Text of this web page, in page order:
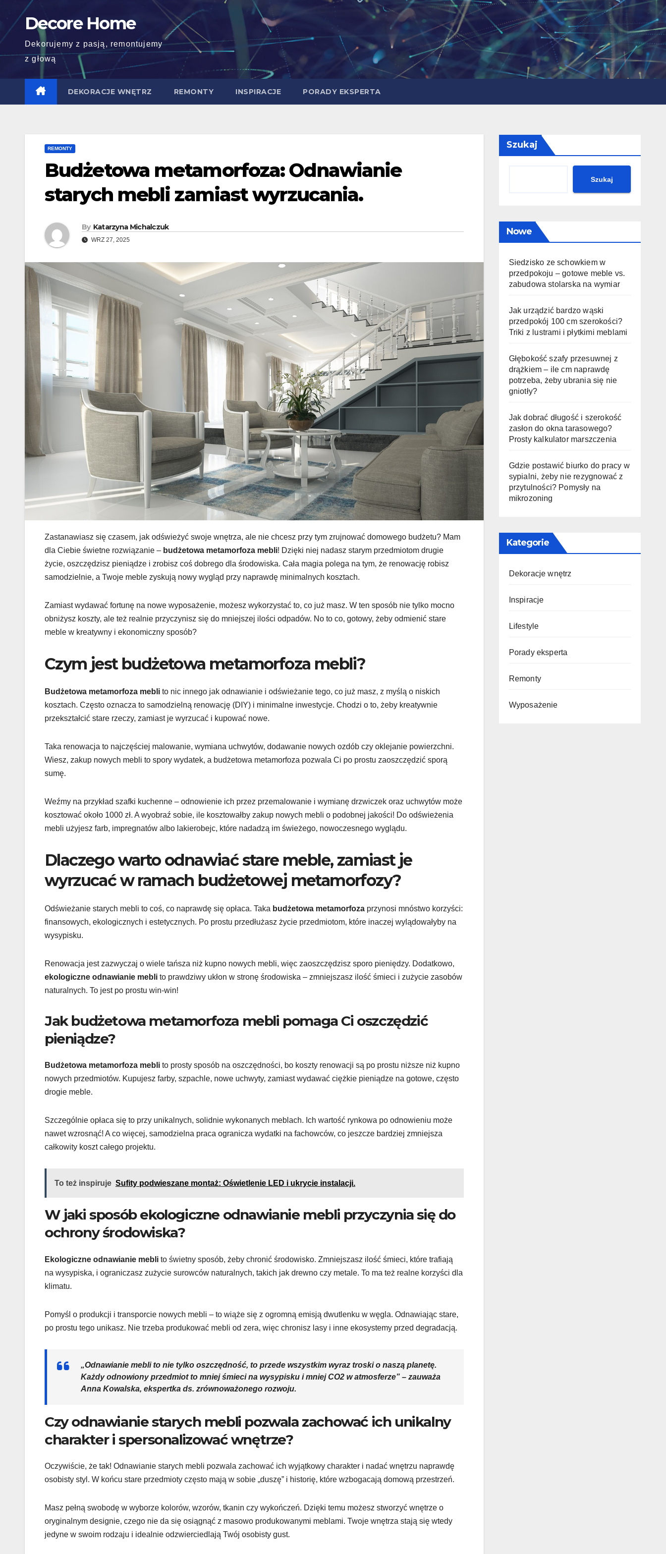
content
Decore Home
Dekorujemy z pasją, remontujemy
z głową
DEKORACJE WNĘTRZ REMONTY INSPIRACJE PORADY EKSPERTA
REMONTY
Budżetowa metamorfoza: Odnawianie
starych mebli zamiast wyrzucania.
By Katarzyna Michalczuk
WRZ 27, 2025
Zastanawiasz się czasem, jak odświeżyć swoje wnętrza, ale nie chcesz przy tym zrujnować domowego budżetu? Mam
dla Ciebie świetne rozwiązanie – budżetowa metamorfoza mebli! Dzięki niej nadasz starym przedmiotom drugie
życie, oszczędzisz pieniądze i zrobisz coś dobrego dla środowiska. Cała magia polega na tym, że renowację robisz
samodzielnie, a Twoje meble zyskują nowy wygląd przy naprawdę minimalnych kosztach.
Zamiast wydawać fortunę na nowe wyposażenie, możesz wykorzystać to, co już masz. W ten sposób nie tylko mocno
obniżysz koszty, ale też realnie przyczynisz się do mniejszej ilości odpadów. No to co, gotowy, żeby odmienić stare
meble w kreatywny i ekonomiczny sposób?
Czym jest budżetowa metamorfoza mebli?
Budżetowa metamorfoza mebli to nic innego jak odnawianie i odświeżanie tego, co już masz, z myślą o niskich
kosztach. Często oznacza to samodzielną renowację (DIY) i minimalne inwestycje. Chodzi o to, żeby kreatywnie
przekształcić stare rzeczy, zamiast je wyrzucać i kupować nowe.
Taka renowacja to najczęściej malowanie, wymiana uchwytów, dodawanie nowych ozdób czy oklejanie powierzchni.
Wiesz, zakup nowych mebli to spory wydatek, a budżetowa metamorfoza pozwala Ci po prostu zaoszczędzić sporą
sumę.
Weźmy na przykład szafki kuchenne – odnowienie ich przez przemalowanie i wymianę drzwiczek oraz uchwytów może
kosztować około 1000 zł. A wyobraź sobie, ile kosztowałby zakup nowych mebli o podobnej jakości! Do odświeżenia
mebli użyjesz farb, impregnatów albo lakierobejc, które nadadzą im świeżego, nowoczesnego wyglądu.
Dlaczego warto odnawiać stare meble, zamiast je
wyrzucać w ramach budżetowej metamorfozy?
Odświeżanie starych mebli to coś, co naprawdę się opłaca. Taka budżetowa metamorfoza przynosi mnóstwo korzyści:
finansowych, ekologicznych i estetycznych. Po prostu przedłużasz życie przedmiotom, które inaczej wylądowałyby na
wysypisku.
Renowacja jest zazwyczaj o wiele tańsza niż kupno nowych mebli, więc zaoszczędzisz sporo pieniędzy. Dodatkowo,
ekologiczne odnawianie mebli to prawdziwy ukłon w stronę środowiska – zmniejszasz ilość śmieci i zużycie zasobów
naturalnych. To jest po prostu win-win!
Jak budżetowa metamorfoza mebli pomaga Ci oszczędzić
pieniądze?
Budżetowa metamorfoza mebli to prosty sposób na oszczędności, bo koszty renowacji są po prostu niższe niż kupno
nowych przedmiotów. Kupujesz farby, szpachle, nowe uchwyty, zamiast wydawać ciężkie pieniądze na gotowe, często
drogie meble.
Szczególnie opłaca się to przy unikalnych, solidnie wykonanych meblach. Ich wartość rynkowa po odnowieniu może
nawet wzrosnąć! A co więcej, samodzielna praca ogranicza wydatki na fachowców, co jeszcze bardziej zmniejsza
całkowity koszt całego projektu.
To też inspiruje Sufity podwieszane montaż: Oświetlenie LED i ukrycie instalacji.
W jaki sposób ekologiczne odnawianie mebli przyczynia się do
ochrony środowiska?
Ekologiczne odnawianie mebli to świetny sposób, żeby chronić środowisko. Zmniejszasz ilość śmieci, które trafiają
na wysypiska, i ograniczasz zużycie surowców naturalnych, takich jak drewno czy metale. To ma też realne korzyści dla
klimatu.
Pomyśl o produkcji i transporcie nowych mebli – to wiąże się z ogromną emisją dwutlenku w węgla. Odnawiając stare,
po prostu tego unikasz. Nie trzeba produkować mebli od zera, więc chronisz lasy i inne ekosystemy przed degradacją.
„Odnawianie mebli to nie tylko oszczędność, to przede wszystkim wyraz troski o naszą planetę.
Każdy odnowiony przedmiot to mniej śmieci na wysypisku i mniej CO2 w atmosferze” – zauważa
Anna Kowalska, ekspertka ds. zrównoważonego rozwoju.
Czy odnawianie starych mebli pozwala zachować ich unikalny
charakter i spersonalizować wnętrze?
Oczywiście, że tak! Odnawianie starych mebli pozwala zachować ich wyjątkowy charakter i nadać wnętrzu naprawdę
osobisty styl. W końcu stare przedmioty często mają w sobie „duszę” i historię, które wzbogacają domową przestrzeń.
Masz pełną swobodę w wyborze kolorów, wzorów, tkanin czy wykończeń. Dzięki temu możesz stworzyć wnętrze o
oryginalnym designie, czego nie da się osiągnąć z masowo produkowanymi meblami. Twoje wnętrza stają się wtedy
jedyne w swoim rodzaju i idealnie odzwierciedlają Twój osobisty gust.
Szukaj
Szukaj
Nowe
Siedzisko ze schowkiem w
przedpokoju – gotowe meble vs.
zabudowa stolarska na wymiar
Jak urządzić bardzo wąski
przedpokój 100 cm szerokości?
Triki z lustrami i płytkimi meblami
Głębokość szafy przesuwnej z
drążkiem – ile cm naprawdę
potrzeba, żeby ubrania się nie
gniotły?
Jak dobrać długość i szerokość
zasłon do okna tarasowego?
Prosty kalkulator marszczenia
Gdzie postawić biurko do pracy w
sypialni, żeby nie rezygnować z
przytulności? Pomysły na
mikrozoning
Kategorie
Dekoracje wnętrz
Inspiracje
Lifestyle
Porady eksperta
Remonty
Wyposażenie